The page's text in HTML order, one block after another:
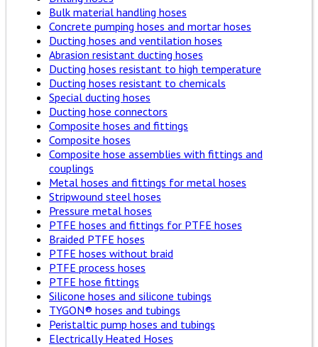
Bulk material handling hoses
Concrete pumping hoses and mortar hoses
Ducting hoses and ventilation hoses
Abrasion resistant ducting hoses
Ducting hoses resistant to high temperature
Ducting hoses resistant to chemicals
Special ducting hoses
Ducting hose connectors
Composite hoses and fittings
Composite hoses
Composite hose assemblies with fittings and
couplings
Metal hoses and fittings for metal hoses
Stripwound steel hoses
Pressure metal hoses
PTFE hoses and fittings for PTFE hoses
Braided PTFE hoses
PTFE hoses without braid
PTFE process hoses
PTFE hose fittings
Silicone hoses and silicone tubings
TYGON® hoses and tubings
Peristaltic pump hoses and tubings
Electrically Heated Hoses